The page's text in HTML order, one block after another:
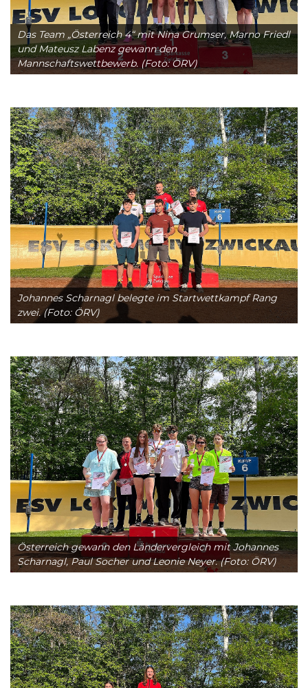
Das Team „Österreich 4“ mit Nina Grumser, Marno Friedl
und Mateusz Labenz gewann den
Mannschaftswettbewerb. (Foto: ÖRV)
Johannes Scharnagl belegte im Startwettkampf Rang
zwei. (Foto: ÖRV)
Österreich gewann den Ländervergleich mit Johannes
Scharnagl, Paul Socher und Leonie Neyer. (Foto: ÖRV)